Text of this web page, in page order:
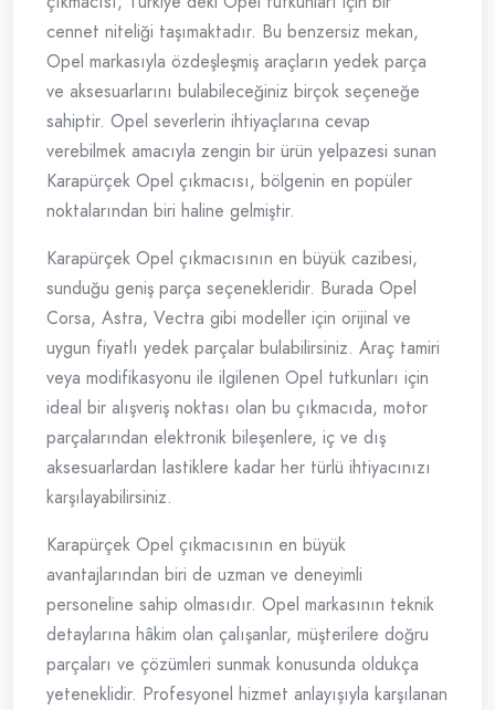
cennet niteliği taşımaktadır. Bu benzersiz mekan,
Opel markasıyla özdeşleşmiş araçların yedek parça
ve aksesuarlarını bulabileceğiniz birçok seçeneğe
sahiptir. Opel severlerin ihtiyaçlarına cevap
verebilmek amacıyla zengin bir ürün yelpazesi sunan
Karapürçek Opel çıkmacısı, bölgenin en popüler
noktalarından biri haline gelmiştir.
Karapürçek Opel çıkmacısının en büyük cazibesi,
sunduğu geniş parça seçenekleridir. Burada Opel
Corsa, Astra, Vectra gibi modeller için orijinal ve
uygun fiyatlı yedek parçalar bulabilirsiniz. Araç tamiri
veya modifikasyonu ile ilgilenen Opel tutkunları için
ideal bir alışveriş noktası olan bu çıkmacıda, motor
parçalarından elektronik bileşenlere, iç ve dış
aksesuarlardan lastiklere kadar her türlü ihtiyacınızı
karşılayabilirsiniz.
Karapürçek Opel çıkmacısının en büyük
avantajlarından biri de uzman ve deneyimli
personeline sahip olmasıdır. Opel markasının teknik
detaylarına hâkim olan çalışanlar, müşterilere doğru
parçaları ve çözümleri sunmak konusunda oldukça
yeteneklidir. Profesyonel hizmet anlayışıyla karşılanan